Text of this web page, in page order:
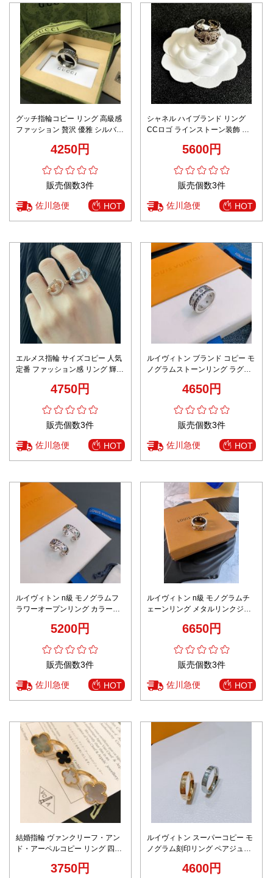
グッチ指輪コピー リング 高級感
ファッション 贅沢 優雅 シルバー
4250円
販売個数3件
佐川急便 HOT
シャネル ハイブランド リング
CCロゴ ラインストーン装飾 ワ
5600円
販売個数3件
佐川急便 HOT
エルメス指輪 サイズコピー 人気
定番 ファッション感 リング 輝く
4750円
販売個数3件
佐川急便 HOT
ルイヴィトン ブランド コピー モ
ノグラムストーンリング ラグジ
4650円
販売個数3件
佐川急便 HOT
ルイヴィトン n級 モノグラムフ
ラワーオープンリング カラース
5200円
販売個数3件
佐川急便 HOT
ルイヴィトン n級 モノグラムチ
ェーンリング メタルリンクジュ
6650円
販売個数3件
佐川急便 HOT
結婚指輪 ヴァンクリーフ・アン
ド・アーペルコピー リング 四つ
3750円
ルイヴィトン スーパーコピー モ
ノグラム刻印リング ペアジュエ
4600円